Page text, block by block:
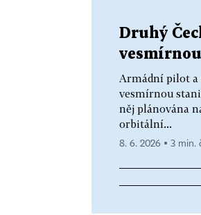
Druhý
Armádní pilot a
vesmírnou
něj plánována
orbitální...
8. 6. 2026 ▪ 3 min.